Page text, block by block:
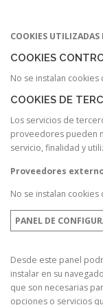
COOKIES UTILIZADAS
COOKIES
No se instalan
COOKIES DE
Los servicios de
proveedores pueden
servicio, finalidad y
Proveedores
No se instalan
PANEL DE
Desde este panel
instalar en su
que son necesarias
opciones o servicios